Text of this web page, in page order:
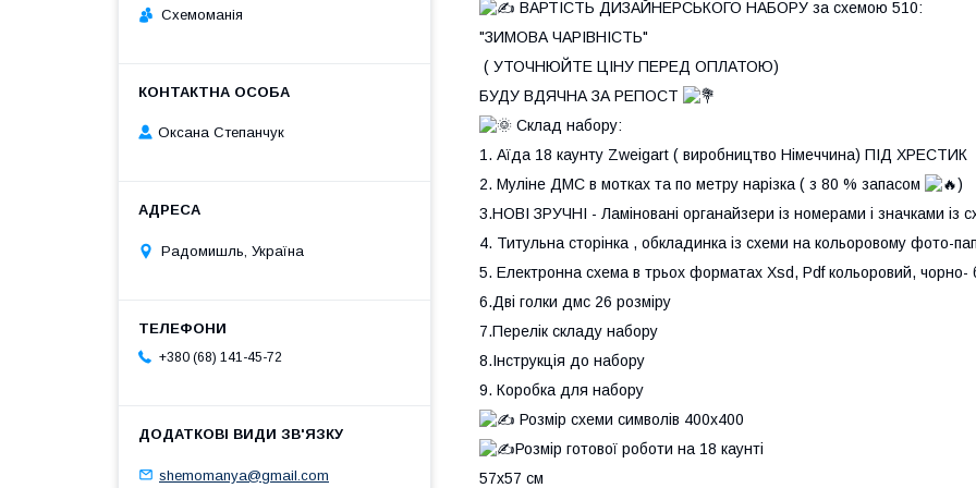
ВАРТІСТЬ ДИЗАЙНЕРСЬКОГО НАБОРУ за схемою 510:
"ЗИМОВА ЧАРІВНІСТЬ"
( УТОЧНЮЙТЕ ЦІНУ ПЕРЕД ОПЛАТОЮ)
БУДУ ВДЯЧНА ЗА РЕПОСТ
Склад набору:
1. Аїда 18 каунту Zweigart ( виробництво Німеччина) ПІД ХРЕСТИК
2. Муліне ДМС в мотках та по метру нарізка ( з 80 % запасом
)
3.НОВІ ЗРУЧНІ - Ламіновані органайзери із номерами і значками із
4. Титульна сторінка , обкладинка із схеми на кольоровому фото-
5. Електронна схема в трьох форматах Xsd, Pdf кольоровий, чорно-
6.Дві голки дмс 26 розміру
7.Перелік складу набору
8.Інструкція до набору
9. Коробка для набору
Розмір схеми символів 400х400
Розмір готової роботи на 18 каунті
57х57 см
Схемоманія
Оксана Степанчук
Радомишль, Україна
+380 (68) 141-45-72
shemomanya@gmail.com